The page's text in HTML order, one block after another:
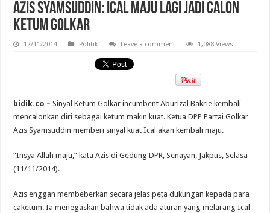
Azis Syamsuddin: Ical Maju Lagi Jadi Calon
Ketum Golkar
12/11/2014 Politik Leave a comment 1,088 Views
bidik.co – Sinyal Ketum Golkar incumbent Aburizal Bakrie kembali
mencalonkan diri sebagai ketum makin kuat. Ketua DPP Partai Golkar
Azis Syamsuddin memberi sinyal kuat Ical akan kembali maju.
“Insya Allah maju,” kata Azis di Gedung DPR, Senayan, Jakpus, Selasa
(11/11/2014).
Azis enggan membeberkan secara jelas peta dukungan kepada para
caketum. Ia menegaskan bahwa tidak ada aturan yang melarang Ical